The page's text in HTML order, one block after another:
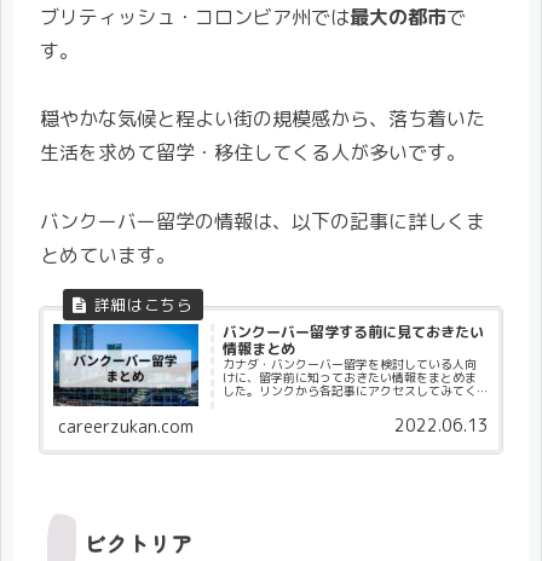
ブリティッシュ・コロンビア州では最大の都市で
す。
穏やかな気候と程よい街の規模感から、落ち着いた
生活を求めて留学・移住してくる人が多いです。
バンクーバー留学の情報は、以下の記事に詳しくま
とめています。
バンクーバー留学する前に見ておきたい
情報まとめ
カナダ・バンクーバー留学を検討している人向
けに、留学前に知っておきたい情報をまとめま
した。リンクから各記事にアクセスしてみてく
careerzukan.com 2022.06.13
ビクトリア